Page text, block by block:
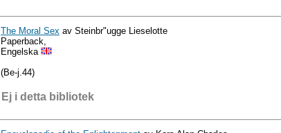
The Moral Sex av Steinbr"ugge Lieselotte
Paperback,
Engelska
(Be-j.44)
Ej i detta bibliotek